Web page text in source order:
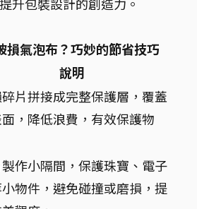
損氣泡布？巧妙的節省技巧
說明
片拼接成完整保護層，覆蓋
，降低浪費，有效保護物
作小隔間，保護珠寶、電子
物件，避免碰撞或磨損，提